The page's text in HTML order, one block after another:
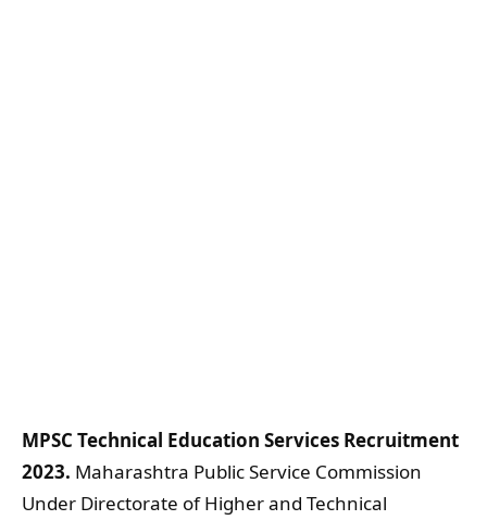
MPSC Technical Education Services Recruitment
2023. Maharashtra Public Service Commission
Under Directorate of Higher and Technical